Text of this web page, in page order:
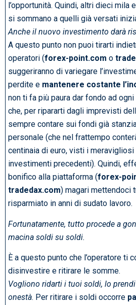
l’opportunità. Quindi, altri dieci
si sommano a quelli già versati
Anche il nuovo investimento darà
A questo punto non puoi tirarti
operatori (forex-point.com o
suggeriranno di variegare
perdite e mantenere costante
non ti fa più paura dar fondo ad
che, per ripararti dagli imprevisti
sempre contare sui fondi già
personale (che nel frattempo
centinaia di euro, visti i
investimenti precedenti). Quindi,
bonifico alla piattaforma (forex-
tradedax.com) magari mettendoci
risparmiato in anni di sudato lavoro.
Fortunatamente, tutto procede a
macina soldi su soldi.
È a questo punto che l’operatore ti
disinvestire e ritirare le somme.
Vogliono ridarti i tuoi soldi, lo
onestà. Per ritirare i soldi occorre